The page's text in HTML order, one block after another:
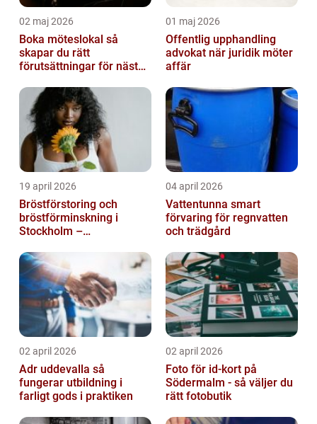
02 maj 2026
Boka möteslokal så
skapar du rätt
förutsättningar för nästa
01 maj 2026
Offentlig upphandling
advokat när juridik möter
affär
19 april 2026
Bröstförstoring och
bröstförminskning i
Stockholm –
04 april 2026
Vattentunna smart
förvaring för regnvatten
och trädgård
02 april 2026
Adr uddevalla så
fungerar utbildning i
farligt gods i praktiken
02 april 2026
Foto för id-kort på
Södermalm - så väljer du
rätt fotobutik